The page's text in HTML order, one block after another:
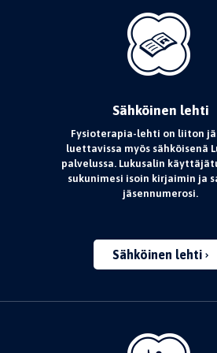
Sähköinen lehti
Fysioterapia-lehti on liiton
luettavissa myös sähköisenä
palvelussa. Lukusalin
sukunimesi isoin kirjaimin ja
jäsennumerosi.
Sähköinen lehti